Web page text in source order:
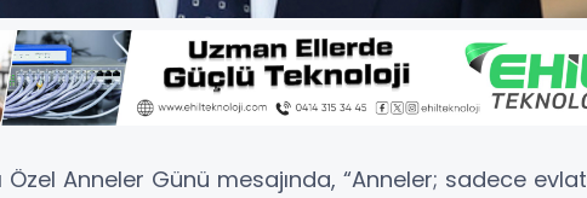
Özel Anneler Günü mesajında, “Anneler; sadece evlat